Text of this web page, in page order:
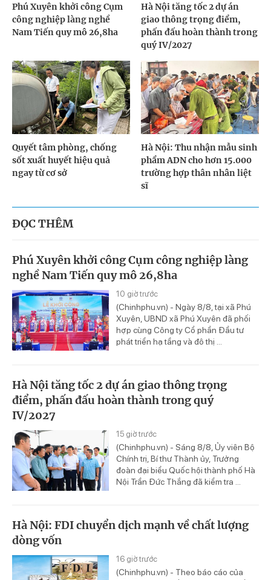
Phú Xuyên khởi công Cụm
công nghiệp làng nghề
Nam Tiến quy mô 26,8ha
Hà Nội tăng tốc 2 dự án
giao thông trọng điểm,
phấn đấu hoàn thành trong
quý IV/2027
Quyết tâm phòng, chống
sốt xuất huyết hiệu quả
ngay từ cơ sở
Hà Nội: Thu nhận mẫu sinh
phẩm ADN cho hơn 15.000
trường hợp thân nhân liệt
sĩ
ĐỌC THÊM
Phú Xuyên khởi công Cụm công nghiệp làng
nghề Nam Tiến quy mô 26,8ha
10 giờ trước
(Chinhphu.vn) - Ngày 8/8, tại xã Phú
Xuyên, UBND xã Phú Xuyên đã phối
hợp cùng Công ty Cổ phần Đầu tư
phát triển hạ tầng và đô thị ...
Hà Nội tăng tốc 2 dự án giao thông trọng
điểm, phấn đấu hoàn thành trong quý
IV/2027
15 giờ trước
(Chinhphu.vn) - Sáng 8/8, Ủy viên Bộ
Chính trị, Bí thư Thành ủy, Trưởng
đoàn đại biểu Quốc hội thành phố Hà
Nội Trần Đức Thắng đã kiểm tra ...
Hà Nội: FDI chuyển dịch mạnh về chất lượng
dòng vốn
16 giờ trước
(Chinhphu.vn) - Theo báo cáo của